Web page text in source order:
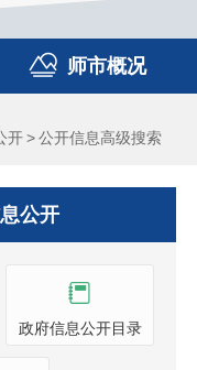
师市概况
开>公开信息高级搜索
公开
政府信息公开目录